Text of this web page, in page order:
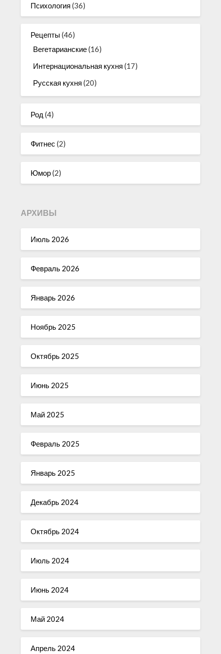
Психология (36)
Рецепты (46)
Вегетарианские(16)
Интернациональная кухня (17)
Русская кухня (20)
Род (4)
Фитнес (2)
Юмор(2)
АРХИВЫ
Июль 2026
Февраль 2026
Январь 2026
Ноябрь 2025
Октябрь 2025
Июнь 2025
Май 2025
Февраль 2025
Январь 2025
Декабрь 2024
Октябрь 2024
Июль 2024
Июнь 2024
Май 2024
Апрель 2024